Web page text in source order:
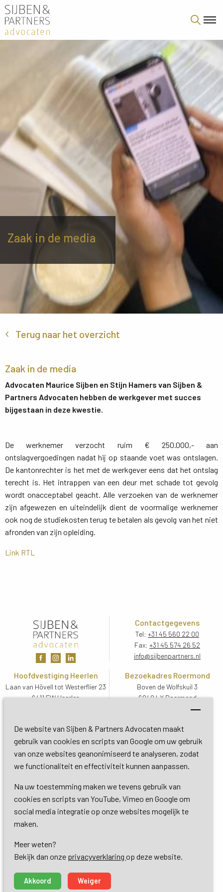
De website van Sijben & Partners Advocaten maakt
gebruik van cookies en scripts van Google om uw gebruik
van onze websites geanonimiseerd te analyseren, zodat
we functionaliteit en effectiviteit kunnen aanpassen.
Na uw toestemming maken we tevens gebruik van
cookies en scripts van YouTube, Vimeo en Google om
social media integratie op onze websites mogelijk te
maken.
Meer weten?
Bekijk dan onze privacyverklaring op deze website.
Akkoord Weiger
Zaak in de media
Terug naar het overzicht
Zaak in de media
Advocaten Maurice Sijben en Stijn Hamers van Sijben &
Partners Advocaten hebben de werkgever met succes
bijgestaan in deze kwestie.
De werknemer verzocht ruim € 250.000,- aan
ontslagvergoedingen nadat hij op staande voet was ontslagen.
De kantonrechter is het met de werkgever eens dat het ontslag
terecht is. Het intrappen van een deur met schade tot gevolg
wordt onacceptabel geacht. Alle verzoeken van de werknemer
zijn afgewezen en uiteindelijk dient de voormalige werknemer
ook nog de studiekosten terug te betalen als gevolg van het niet
afronden van zijn opleiding.
Link RTL
Contactgegevens
Tel: +31 45 560 22 00
Fax: +31 45 574 26 52
info@sijbenpartners.nl
Hoofdvestiging Heerlen
Laan van Hövell tot Westerflier 23
6411 EW Heerlen
Bezoekadres Roermond
Boven de Wolfskuil 3
6049 LX Roermond
Routebeschrijving
Bezoekadres De Bilt
Soestdijkseweg Zuid 13
3732 HC De Bilt (Utrecht)
Copyright 2026 © Sijben & Partners
Dienstverlening